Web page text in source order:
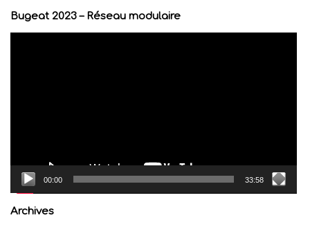
Bugeat 2023 – Réseau modulaire
00:00 33:58
Archives